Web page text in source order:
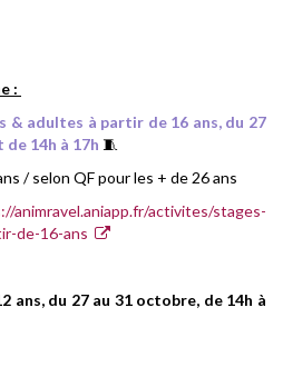
:
& adultes à partir de 16 ans,du 27
de 14h à 17h 🧵
/ selon QF pour les + de 26 ans
animravel.aniapp.fr/activites/stages-
de-16-ans
ans, du 27 au 31 octobre, de 14h à